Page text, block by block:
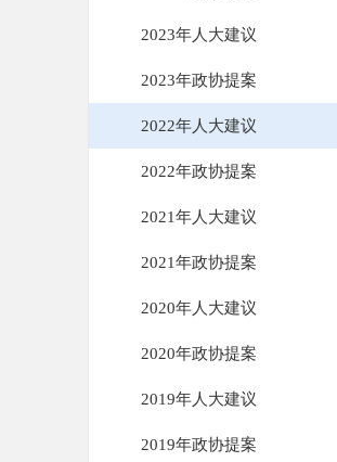
2023年人大建议
2023年政协提案
2022年人大建议
2022年政协提案
2021年人大建议
2021年政协提案
2020年人大建议
2020年政协提案
2019年人大建议
2019年政协提案